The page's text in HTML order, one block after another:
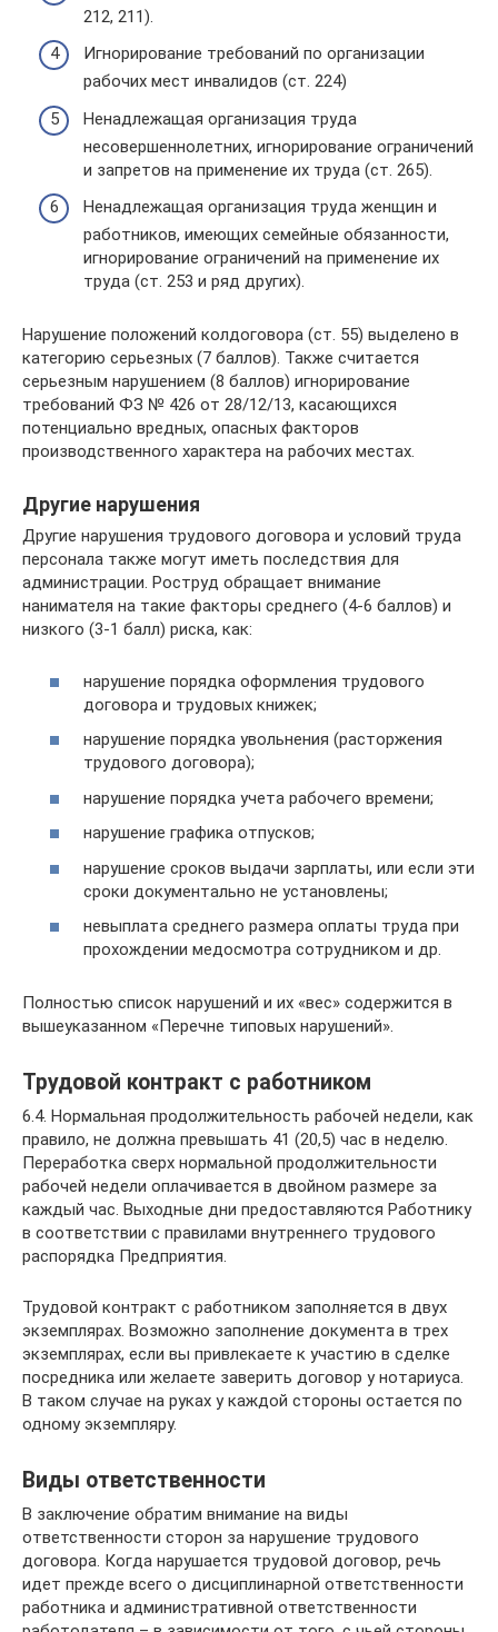
212, 211).
Игнорирование требований по организации
рабочих мест инвалидов (ст. 224)
Ненадлежащая организация труда
несовершеннолетних, игнорирование ограничений
и запретов на применение их труда (ст. 265).
Ненадлежащая организация труда женщин и
работников, имеющих семейные обязанности,
игнорирование ограничений на применение их
труда (ст. 253 и ряд других).
Нарушение положений колдоговора (ст. 55) выделено в
категорию серьезных (7 баллов). Также считается
серьезным нарушением (8 баллов) игнорирование
требований ФЗ № 426 от 28/12/13, касающихся
потенциально вредных, опасных факторов
производственного характера на рабочих местах.
Другие нарушения
Другие нарушения трудового договора и условий труда
персонала также могут иметь последствия для
администрации. Роструд обращает внимание
нанимателя на такие факторы среднего (4-6 баллов) и
низкого (3-1 балл) риска, как:
нарушение порядка оформления трудового
договора и трудовых книжек;
нарушение порядка увольнения (расторжения
трудового договора);
нарушение порядка учета рабочего времени;
нарушение графика отпусков;
нарушение сроков выдачи зарплаты, или если эти
сроки документально не установлены;
невыплата среднего размера оплаты труда при
прохождении медосмотра сотрудником и др.
Полностью список нарушений и их «вес» содержится в
вышеуказанном «Перечне типовых нарушений».
Трудовой контракт с работником
6.4. Нормальная продолжительность рабочей недели, как
правило, не должна превышать 41 (20,5) час в неделю.
Переработка сверх нормальной продолжительности
рабочей недели оплачивается в двойном размере за
каждый час. Выходные дни предоставляются Работнику
в соответствии с правилами внутреннего трудового
распорядка Предприятия.
Трудовой контракт с работником заполняется в двух
экземплярах. Возможно заполнение документа в трех
экземплярах, если вы привлекаете к участию в сделке
посредника или желаете заверить договор у нотариуса.
В таком случае на руках у каждой стороны остается по
одному экземпляру.
Виды ответственности
В заключение обратим внимание на виды
ответственности сторон за нарушение трудового
договора. Когда нарушается трудовой договор, речь
идет прежде всего о дисциплинарной ответственности
работника и административной ответственности